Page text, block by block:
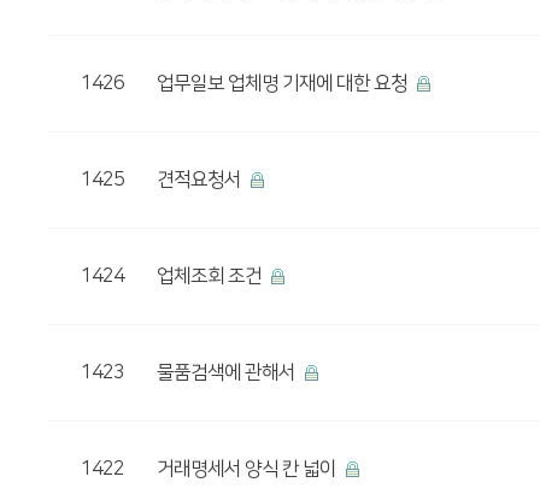
1426 업무일보 업체명 기재에 대한 요청
1425 견적요청서
1424 업체조회 조건
1423 물품검색에 관해서
1422 거래명세서 양식 칸 넓이